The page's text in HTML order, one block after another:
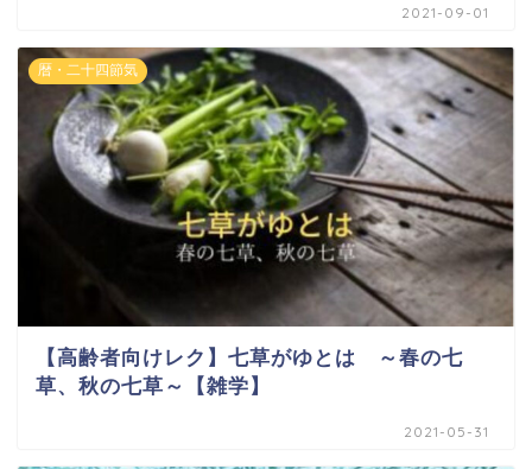
2021-09-01
暦・二十四節気
【高齢者向けレク】七草がゆとは ～春の七
草、秋の七草～【雑学】
2021-05-31